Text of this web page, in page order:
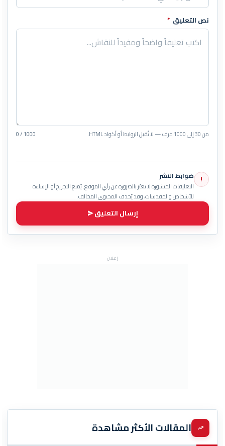
نص التعليق *
من 30 إلى 1000 حرف — لا تُقبل الروابط أو أكواد HTML. 0 / 1000
! ضوابط النشر
التعليقات المنشورة لا تعبّر بالضرورة عن رأي الموقع. يُمنع التجريح أو الإساءة
للأشخاص والمقدسات، وقد يُحذف المحتوى المخالف.
إرسال التعليق
إعلان
المقالات الأكثر مشاهدة